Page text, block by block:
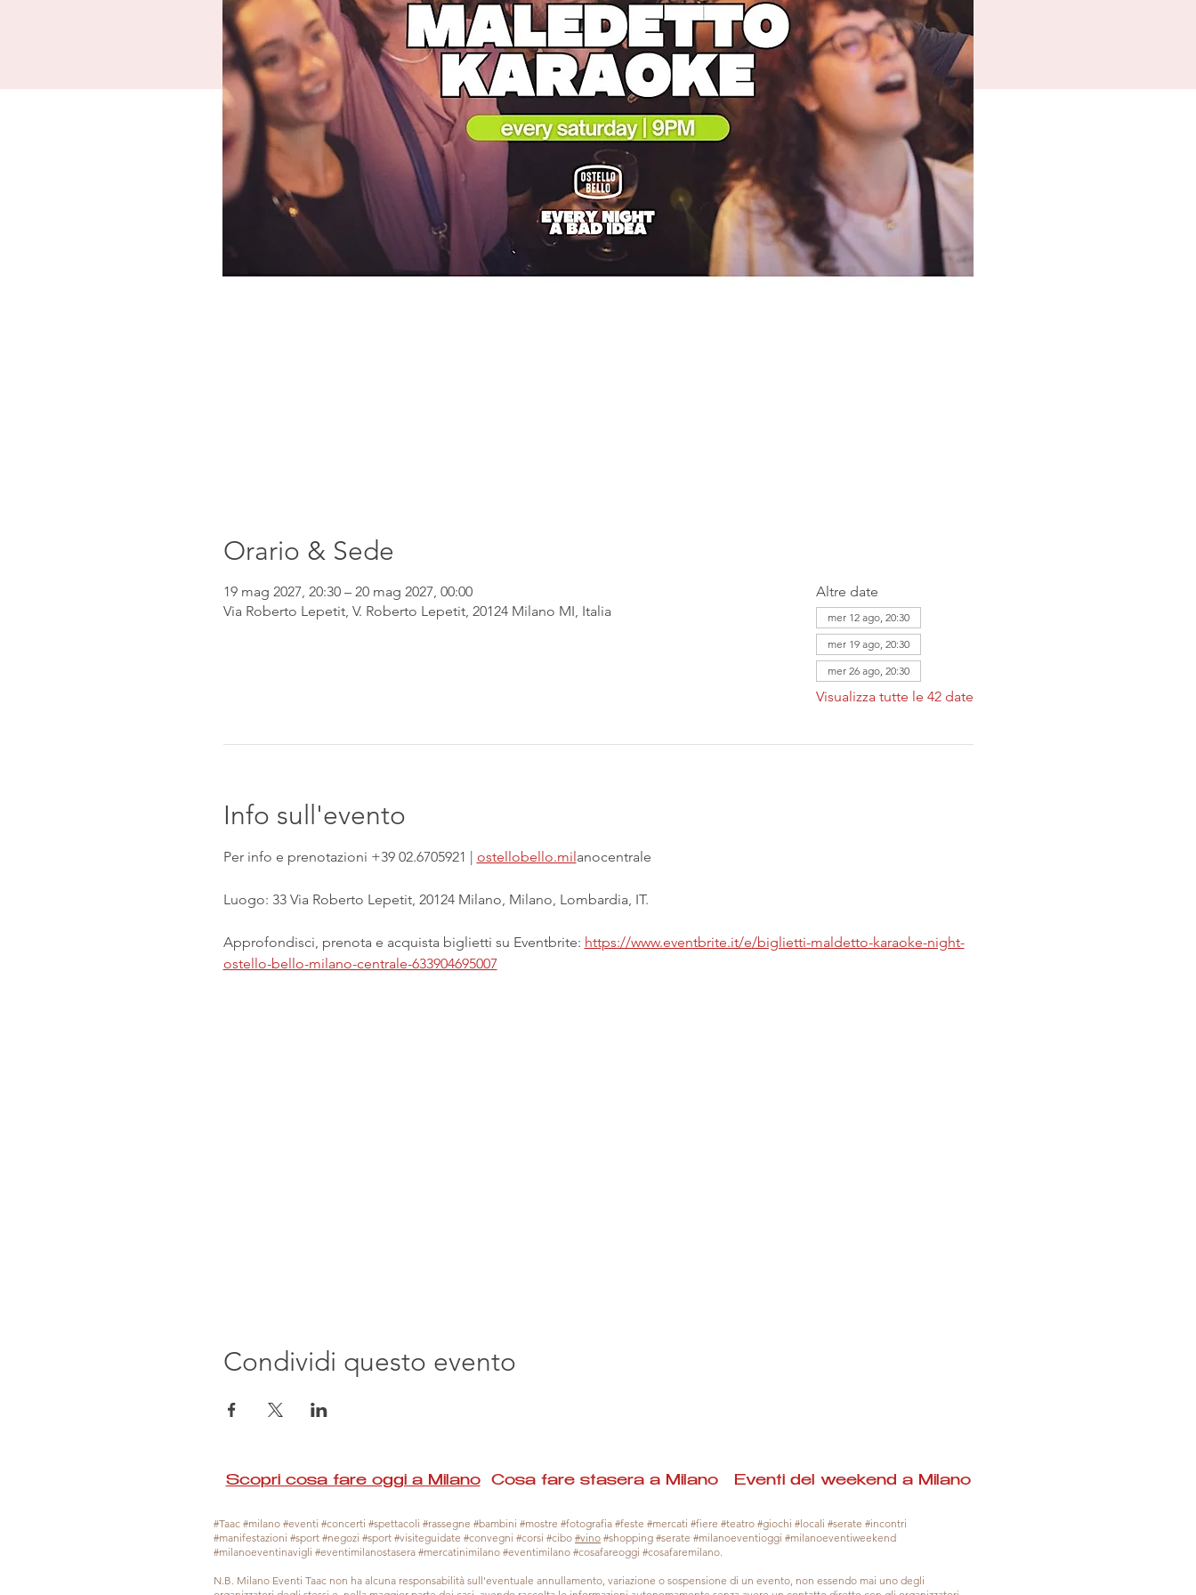
Orario & Sede
19 mag 2027, 20:30 – 20 mag 2027, 00:00
Via Roberto Lepetit, V. Roberto Lepetit, 20124 Milano MI, Italia
Altre date
mer 12 ago, 20:30
mer 19 ago, 20:30
mer 26 ago, 20:30
Visualizza tutte le 42 date
Info sull'evento
Per info e prenotazioni +39 02.6705921 | ostellobello.milanocentrale
Luogo: 33 Via Roberto Lepetit, 20124 Milano, Milano, Lombardia, IT.
Approfondisci, prenota e acquista biglietti su Eventbrite: https://www.eventbrite.it/e/biglietti-maldetto-karaoke-night-
ostello-bello-milano-centrale-633904695007
Condividi questo evento
Scopri cosa fare oggi a MilanoCosa fare stasera a Milano Eventi del weekend a Milano
#Taac #milano #eventi #concerti #spettacoli #rassegne #bambini #mostre #fotografia #feste #mercati #fiere #teatro #giochi #locali #serate #incontri
#manifestazioni #sport #negozi #sport #visiteguidate #convegni #corsi #cibo #vino #shopping #serate #milanoeventioggi #milanoeventiweekend
#milanoeventinavigli #eventimilanostasera #mercatinimilano #eventimilano #cosafareoggi #cosafaremilano.
N.B. Milano Eventi Taac non ha alcuna responsabilità sull'eventuale annullamento, variazione o sospensione di un evento, non essendo mai uno degli